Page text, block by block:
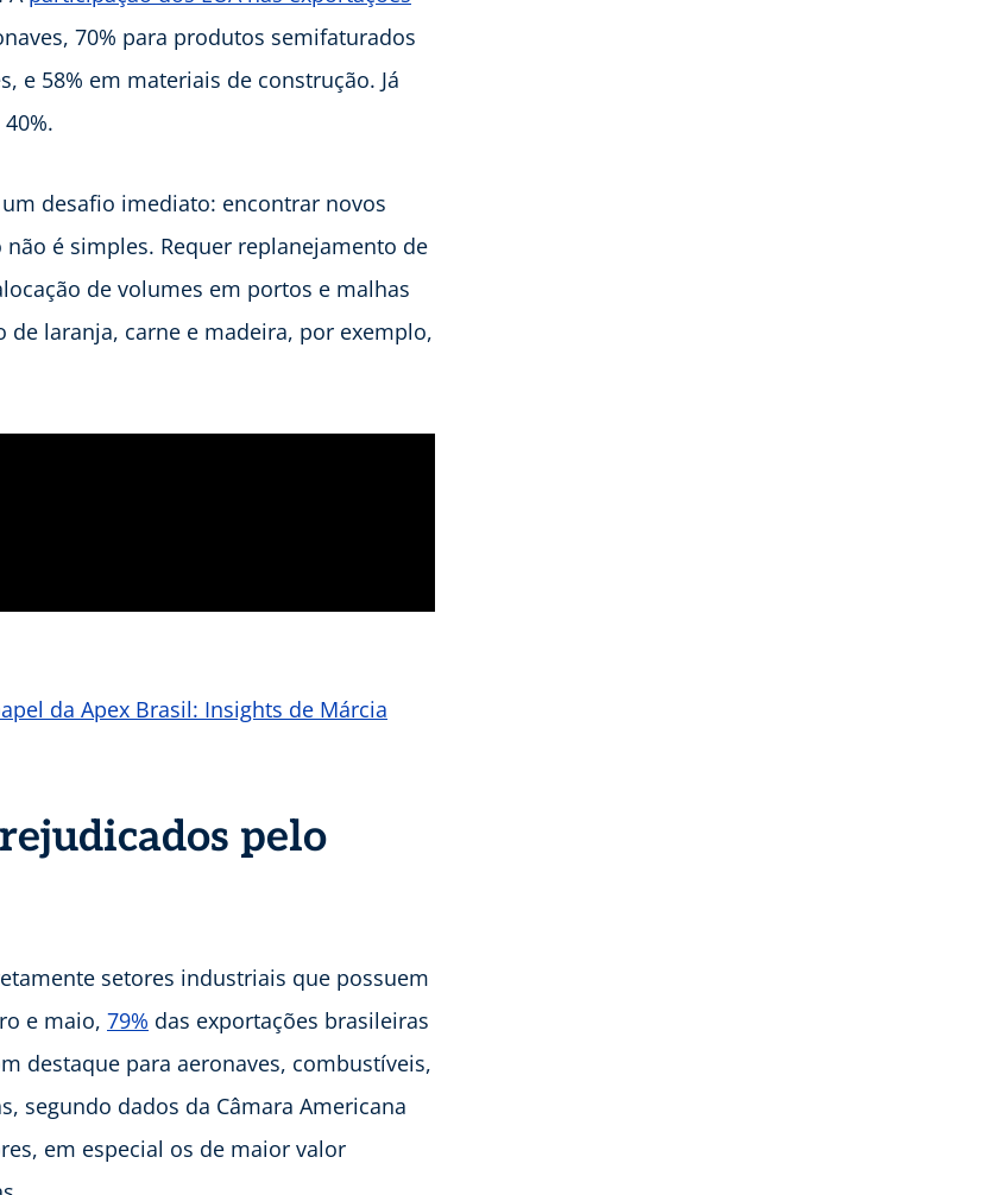
70% para produtos semifaturados
e 58% em materiais de construção. Já
desafio imediato: encontrar novos
é simples. Requer replanejamento de
de volumes em portos e malhas
laranja, carne e madeira, por exemplo,
da Apex Brasil: Insights de Márcia
pelo
setores industriais que possuem
e maio, 79% das exportações brasileiras
destaque para aeronaves, combustíveis,
segundo dados da Câmara Americana
em especial os de maior valor